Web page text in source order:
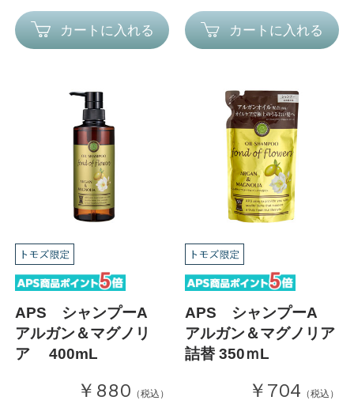
カートに入れる カートに入れる
APS シャンプーA
アルガン＆マグノリ
ア 400mL
￥880 （税込）
APS シャンプーA
アルガン＆マグノリア
詰替 350ｍL
￥704 （税込）